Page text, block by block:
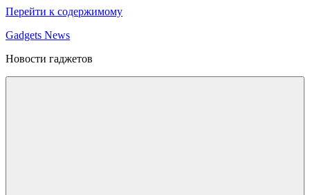
Перейти к содержимому
Gadgets News
Новости гаджетов